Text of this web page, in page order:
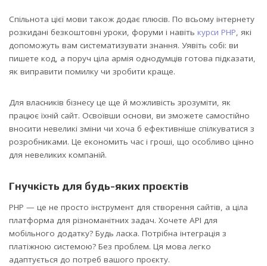
Спільнота цієї мови також додає плюсів. По всьому інтернету
розкидані безкоштовні уроки, форуми і навіть курси PHP, які
допоможуть вам систематизувати знання. Уявіть собі: ви
пишете код, а поруч ціла армія однодумців готова підказати,
як виправити помилку чи зробити краще.
Для власників бізнесу це ще й можливість зрозуміти, як
працює їхній сайт. Освоївши основи, ви зможете самостійно
вносити невеликі зміни чи хоча б ефективніше спілкуватися з
розробниками. Це економить час і гроші, що особливо цінно
для невеликих компаній.
Гнучкість для будь-яких проєктів
PHP — це не просто інструмент для створення сайтів, а ціла
платформа для різноманітних задач. Хочете API для
мобільного додатку? Будь ласка. Потрібна інтеграція з
платіжною системою? Без проблем. Ця мова легко
адаптується до потреб вашого проєкту.